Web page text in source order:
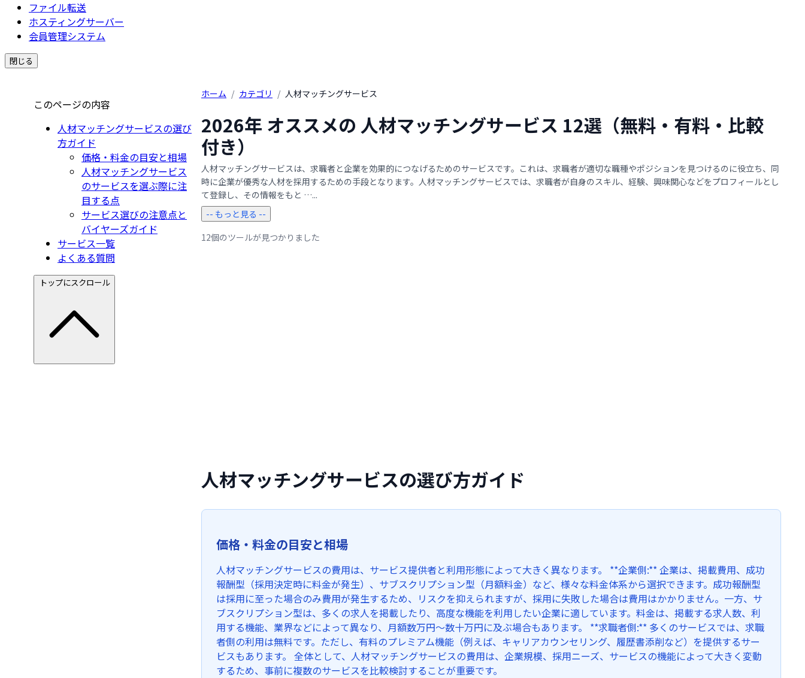
ファイル転送
ホスティングサーバー
会員管理システム
閉じる
このページの内容
人材マッチングサービスの選び
方ガイド
価格・料金の目安と相場
人材マッチングサービス
のサービスを選ぶ際に注
目する点
サービス選びの注意点と
バイヤーズガイド
サービス一覧
よくある質問
トップにスクロール
ホーム / カテゴリ / 人材マッチングサービス
2026年 オススメの 人材マッチングサービス 12選（無料・有料・比較
付き）
人材マッチングサービスは、求職者と企業を効果的につなげるためのサービスです。これは、求職者が適切な職種やポジションを見つけるのに役立ち、同
時に企業が優秀な人材を採用するための手段となります。人材マッチングサービスでは、求職者が自身のスキル、経験、興味関心などをプロフィールとし
て登録し、その情報をもと …...
-- もっと見る --
12個のツールが見つかりました
人材マッチングサービスの選び方ガイド
価格・料金の目安と相場
人材マッチングサービスの費用は、サービス提供者と利用形態によって大きく異なります。 **企業側:** 企業は、掲載費用、成功
報酬型（採用決定時に料金が発生）、サブスクリプション型（月額料金）など、様々な料金体系から選択できます。成功報酬型
は採用に至った場合のみ費用が発生するため、リスクを抑えられますが、採用に失敗した場合は費用はかかりません。一方、サ
ブスクリプション型は、多くの求人を掲載したり、高度な機能を利用したい企業に適しています。料金は、掲載する求人数、利
用する機能、業界などによって異なり、月額数万円〜数十万円に及ぶ場合もあります。 **求職者側:** 多くのサービスでは、求職
者側の利用は無料です。ただし、有料のプレミアム機能（例えば、キャリアカウンセリング、履歴書添削など）を提供するサー
ビスもあります。 全体として、人材マッチングサービスの費用は、企業規模、採用ニーズ、サービスの機能によって大きく変動
するため、事前に複数のサービスを比較検討することが重要です。